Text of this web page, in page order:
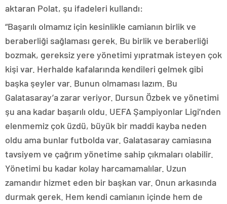
aktaran Polat, şu ifadeleri kullandı:
“Başarılı olmamız için kesinlikle camianın birlik ve
beraberliği sağlaması gerek. Bu birlik ve beraberliği
bozmak, gereksiz yere yönetimi yıpratmak isteyen çok
kişi var. Herhalde kafalarında kendileri gelmek gibi
başka şeyler var. Bunun olmaması lazım. Bu
Galatasaray’a zarar veriyor. Dursun Özbek ve yönetimi
şu ana kadar başarılı oldu. UEFA Şampiyonlar Ligi’nden
elenmemiz çok üzdü, büyük bir maddi kayba neden
oldu ama bunlar futbolda var. Galatasaray camiasına
tavsiyem ve çağrım yönetime sahip çıkmaları olabilir.
Yönetimi bu kadar kolay harcamamalılar. Uzun
zamandır hizmet eden bir başkan var. Onun arkasında
durmak gerek. Hem kendi camianın içinde hem de